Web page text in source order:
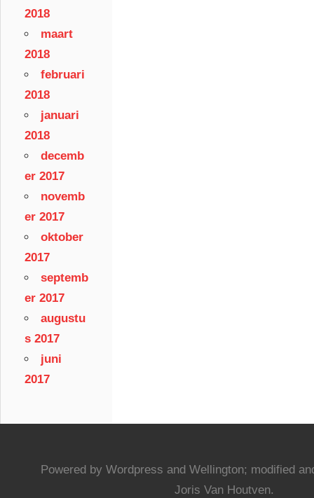
2018
maart
2018
februari
2018
januari
2018
decemb
er 2017
novemb
er 2017
oktober
2017
septemb
er 2017
augustu
s 2017
juni
2017
Powered by Wordpress and Wellington; modified
Joris Van Houtven.